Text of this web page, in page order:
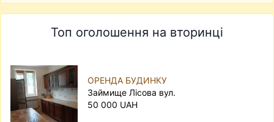
Топ оголошення на вторинці
ОРЕНДА БУДИНКУ
Займище Лісова вул.
50 000 UAH